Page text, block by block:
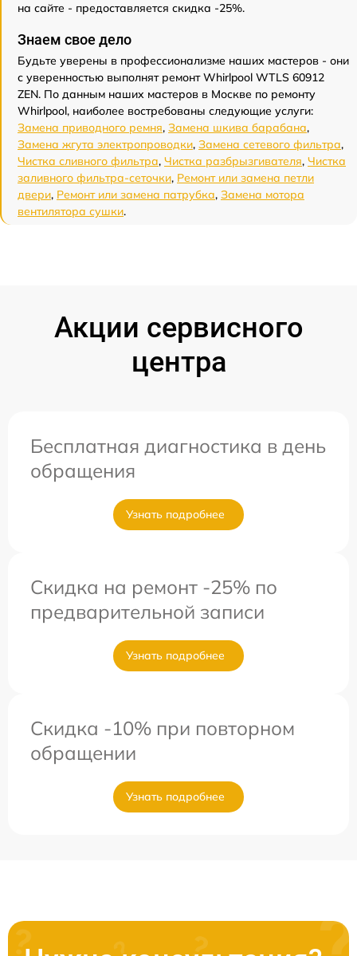
на сайте - предоставляется скидка -25%.
Знаем свое дело
Будьте уверены в профессионализме наших мастеров - они
с уверенностью выполнят ремонт Whirlpool WTLS 60912
ZEN. По данным наших мастеров в Москве по ремонту
Whirlpool, наиболее востребованы следующие услуги:
Замена приводного ремня, Замена шкива барабана,
Замена жгута электропроводки, Замена сетевого фильтра,
Чистка сливного фильтра, Чистка разбрызгивателя, Чистка
заливного фильтра-сеточки, Ремонт или замена петли
двери, Ремонт или замена патрубка, Замена мотора
вентилятора сушки.
Акции сервисного
центра
Бесплатная диагностика в день
обращения
Узнать подробнее
Скидка на ремонт -25% по
предварительной записи
Узнать подробнее
Скидка -10% при повторном
обращении
Узнать подробнее